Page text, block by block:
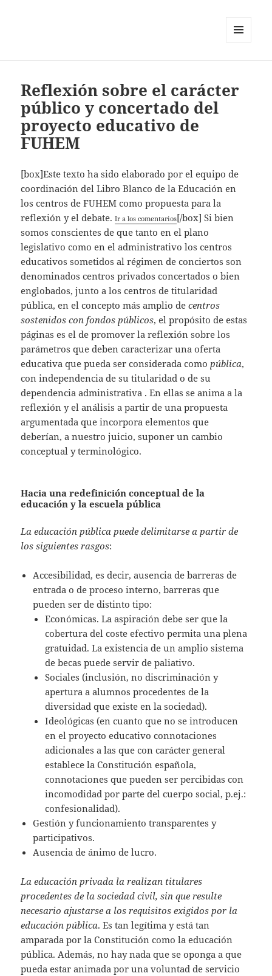
Reflexión sobre el carácter
público y concertado del
proyecto educativo de
FUHEM
[box]Este texto ha sido elaborado por el equipo de
coordinación del Libro Blanco de la Educación en
los centros de FUHEM como propuesta para la
reflexión y el debate.Ir a los comentarios[/box] Si bien
somos conscientes de que tanto en el plano
legislativo como en el administrativo los centros
educativos sometidos al régimen de conciertos son
denominados centros privados concertados o bien
englobados, junto a los centros de titularidad
pública, en el concepto más amplio decentros
sostenidos con fondos públicos, el propósito de estas
páginas es el de promover la reflexión sobre los
parámetros que deben caracterizar una oferta
educativa que pueda ser considerada comopública,
con independencia de su titularidad o de su
dependencia administrativa . En ellas se anima a la
reflexión y el análisis a partir de una propuesta
argumentada que incorpora elementos que
deberían, a nuestro juicio, suponer un cambio
conceptual y terminológico.
Hacia una redefinición conceptual de la
educación y la escuela pública
La educación pública puede delimitarse a partir de
los siguientes rasgos:
Accesibilidad, es decir, ausencia de barreras de
entrada o de proceso interno, barreras que
pueden ser de distinto tipo:
Económicas. La aspiración debe ser que la
cobertura del coste efectivo permita una plena
gratuidad. La existencia de un amplio sistema
de becas puede servir de paliativo.
Sociales (inclusión, no discriminación y
apertura a alumnos procedentes de la
diversidad que existe en la sociedad).
Ideológicas (en cuanto que no se introducen
en el proyecto educativo connotaciones
adicionales a las que con carácter general
establece la Constitución española,
connotaciones que pueden ser percibidas con
incomodidad por parte del cuerpo social, p.ej.:
confesionalidad).
Gestión y funcionamiento transparentes y
participativos.
Ausencia de ánimo de lucro.
La educación privada la realizan titulares
procedentes de la sociedad civil, sin que resulte
necesario ajustarse a los requisitos exigidos por la
educación pública. Es tan legítima y está tan
amparada por la Constitución como la educación
pública. Además, no hay nada que se oponga a que
pueda estar animada por una voluntad de servicio